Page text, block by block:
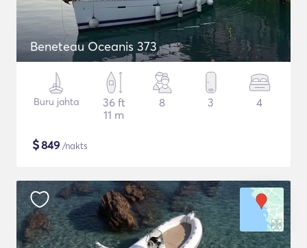
Beneteau Oceanis 373
Buru jahta
36 ft
11 m
8 3 4
$849 /nakts